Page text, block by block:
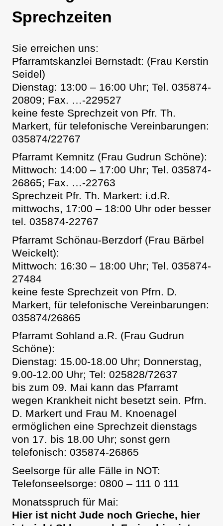
Sprechzeiten
Sie erreichen uns:
Pfarramtskanzlei Bernstadt: (Frau Kerstin
Seidel)
Dienstag: 13:00 – 16:00 Uhr; Tel. 035874-
20809; Fax. …-229527
keine feste Sprechzeit von Pfr. Th.
Markert, für telefonische Vereinbarungen:
035874/22767
Pfarramt Kemnitz (Frau Gudrun Schöne):
Mittwoch: 14:00 – 17:00 Uhr; Tel. 035874-
26865; Fax. …-22763
Sprechzeit Pfr. Th. Markert: i.d.R.
mittwochs, 17:00 – 18:00 Uhr oder besser
tel. 035874-22767
Pfarramt Schönau-Berzdorf (Frau Bärbel
Weickelt):
Mittwoch: 16:30 – 18:00 Uhr; Tel. 035874-
27484
keine feste Sprechzeit von Pfrn. D.
Markert, für telefonische Vereinbarungen:
035874/26865
Pfarramt Sohland a.R. (Frau Gudrun
Schöne):
Dienstag: 15.00-18.00 Uhr; Donnerstag,
9.00-12.00 Uhr; Tel: 025828/72637
bis zum 09. Mai kann das Pfarramt
wegen Krankheit nicht besetzt sein. Pfrn.
D. Markert und Frau M. Knoenagel
ermöglichen eine Sprechzeit dienstags
von 17. bis 18.00 Uhr; sonst gern
telefonisch: 035874-26865
Seelsorge für alle Fälle in NOT:
Telefonseelsorge: 0800 – 111 0 111
Monatsspruch für Mai:
Hier ist nicht Jude noch Grieche, hier